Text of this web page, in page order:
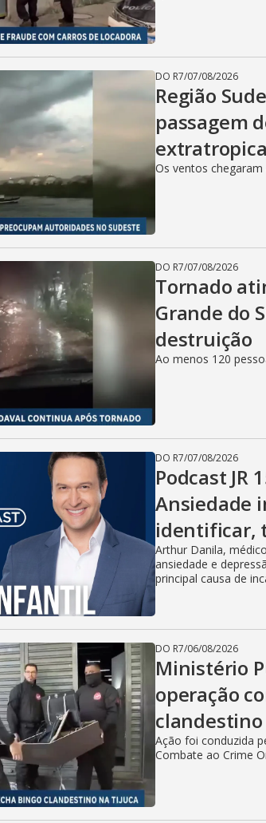
DO R7/07/08/2026
Região
passagem
Os ventos
DO R7/07/08/2026
Tornado
Grande do
destruição
Ao menos 120
DO R7/07/08/2026
Podcast JR
Ansiedade
identificar,
Arthur Danila,
ansiedade e
principal causa de
DO R7/06/08/2026
Ministério
operação
clandestino
Ação foi conduzida
Combate ao Crime